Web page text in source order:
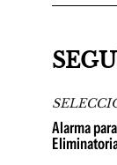
Alarma